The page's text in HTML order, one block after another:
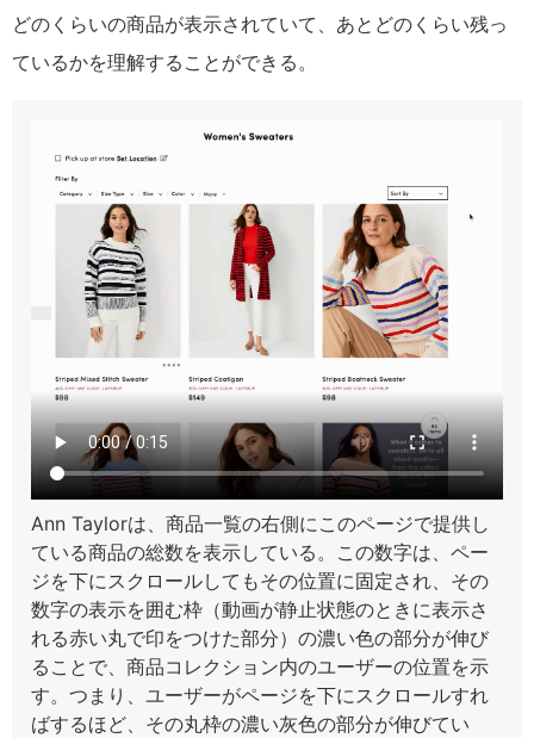
どのくらいの商品が表示されていて、あとどのくらい残っ
ているかを理解することができる。
Ann Taylorは、商品一覧の右側にこのページで提供し
ている商品の総数を表示している。この数字は、ペー
ジを下にスクロールしてもその位置に固定され、その
数字の表示を囲む枠（動画が静止状態のときに表示さ
れる赤い丸で印をつけた部分）の濃い色の部分が伸び
ることで、商品コレクション内のユーザーの位置を示
す。つまり、ユーザーがページを下にスクロールすれ
ばするほど、その丸枠の濃い灰色の部分が伸びてい